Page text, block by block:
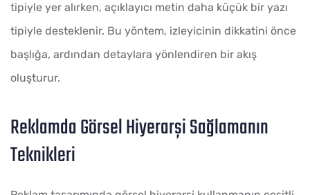
tipiyle yer alırken, açıklayıcı metin daha küçük bir yazı
tipiyle desteklenir. Bu yöntem, izleyicinin dikkatini önce
başlığa, ardından detaylara yönlendiren bir akış
oluşturur.
Reklamda Görsel Hiyerarşi Sağlamanın
Teknikleri